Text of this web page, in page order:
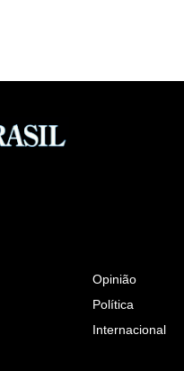
Opinião
Política
Internacional